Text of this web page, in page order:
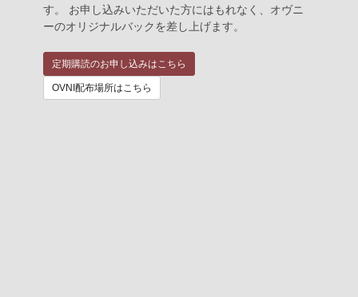
す。 お申し込みいただいた方にはもれなく、オヴニ
ーのオリジナルバックを差し上げます。
定期購読のお申し込みはこちら
OVNI配布場所はこちら